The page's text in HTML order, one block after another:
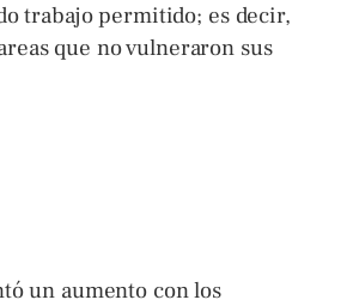
trabajo permitido; es decir,
que no vulneraron sus
un aumento con los